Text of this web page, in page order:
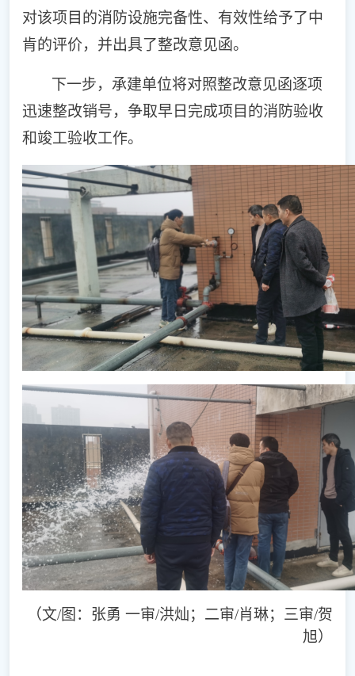
对该项目的消防设施完备性、有效性给予了中
肯的评价，并出具了整改意见函。
下一步， 承建单位将对照整改意见函逐项
迅速整改销号，争取早日完成项目的消防验收
和竣工验收工作。
（文/图：张勇 一审/洪灿；二审/肖琳；三审/贺
旭）